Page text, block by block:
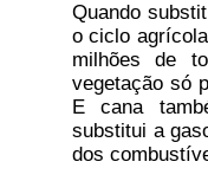
Quando
o ciclo
milhões de
vegetação só
E cana
substitui a
dos